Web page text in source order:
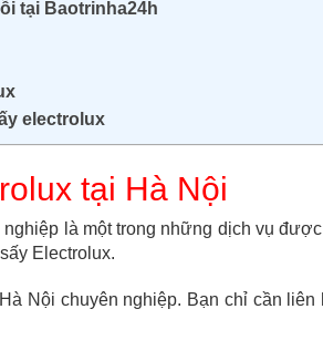
tại Baotrinha24h
electrolux
tại Hà Nội
là một trong những dịch vụ
Electrolux.
Nội chuyên nghiệp. Bạn chỉ cần